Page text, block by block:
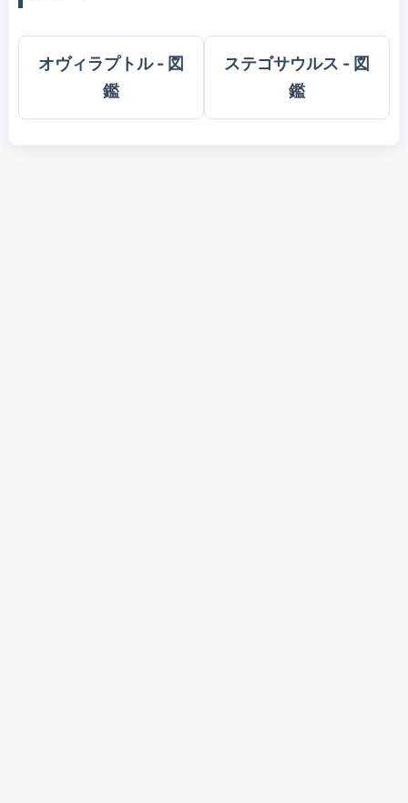
オヴィラプトル - 図
鑑
ステゴサウルス - 図
鑑